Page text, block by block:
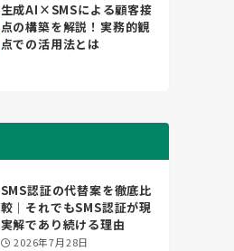
生成AI×SMSによる顧客接
点の構築を解説！実務的観
点での活用法とは
SMS認証の代替案を徹底比
較｜それでもSMS認証が現
実解であり続ける理由
2026年7月28日